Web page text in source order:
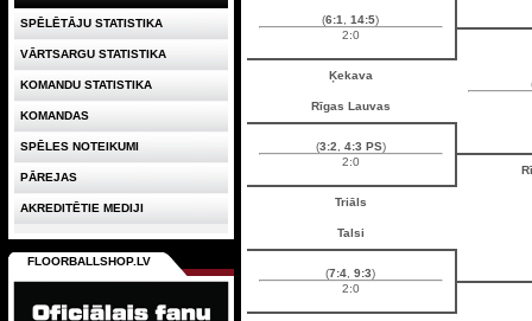
(6:1 ,14:5)
2:0
Ķekava
Rīgas Lauvas
(3:2 4:3 PS)
2:0
Triāls
Talsi
(7:4 ,9:3)
2:0
SPĒLĒTĀJU STATISTIKA
VĀRTSARGU STATISTIKA
KOMANDU STATISTIKA
KOMANDAS
SPĒLES NOTEIKUMI
PĀREJAS
AKREDITĒTIE MEDIJI
FLOORBALLSHOP.LV